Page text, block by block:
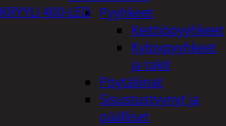
Pyyhkeet
Keittiöpyyhkeet
Kylpypyyhkeet
ja takit
Pöytäliinat
Sisustustyynyt ja
päälliset
400-LED